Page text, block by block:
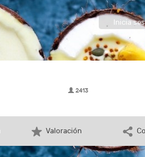
Inicia
2413
Valoración